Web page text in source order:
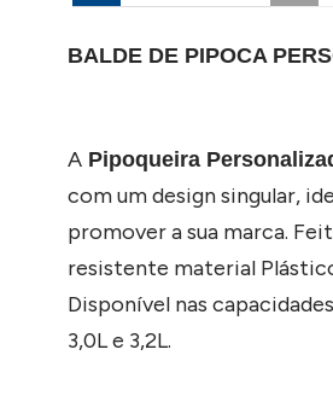
BALDE DE PIPOCA
APipoqueira
com um design singular,
promover a sua marca.
resistente material
Disponível nas capacidades
3,0L e 3,2L.